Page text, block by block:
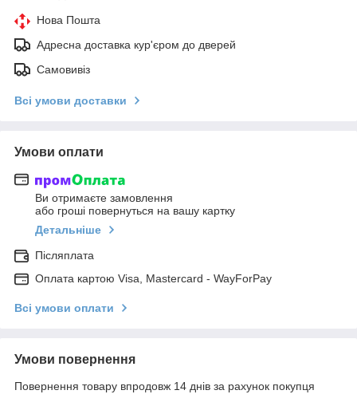
Нова Пошта
Адресна доставка кур'єром до дверей
Самовивіз
Всі умови доставки
Умови оплати
Ви отримаєте замовлення
або гроші повернуться на вашу картку
Детальніше
Післяплата
Оплата картою Visa, Mastercard - WayForPay
Всі умови оплати
Умови повернення
Повернення товару впродовж 14 днів за рахунок покупця